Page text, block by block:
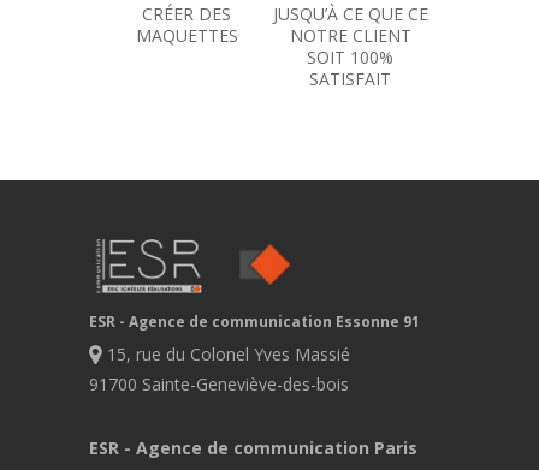
CRÉER DES
MAQUETTES
JUSQU’À CE QUE CE
NOTRE CLIENT
SOIT 100%
SATISFAIT
ESR - Agence de communication Essonne 91
15, rue du Colonel Yves Massié
91700 Sainte-Geneviève-des-bois
ESR - Agence de communication Paris